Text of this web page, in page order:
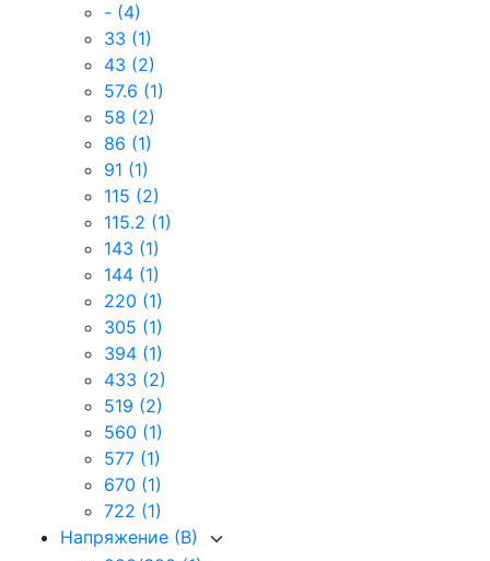
- (4)
33 (1)
43 (2)
57.6 (1)
58 (2)
86 (1)
91 (1)
115 (2)
115.2 (1)
143 (1)
144 (1)
220 (1)
305 (1)
394 (1)
433 (2)
519 (2)
560 (1)
577 (1)
670 (1)
722 (1)
Напряжение (В)